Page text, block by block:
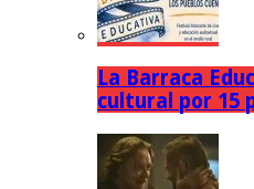
La Barraca
cultural por 15